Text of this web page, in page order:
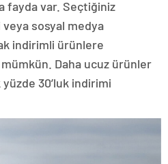
fayda var. Seçtiğiniz
sosyal medya
indirimli ürünlere
Daha ucuz ürünler
30’luk indirimi